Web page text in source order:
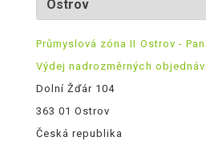
Průmyslová zóna II Ostrov -
Výdej nadrozměrných
Dolní Žďár 104
363 01 Ostrov
Česká republika